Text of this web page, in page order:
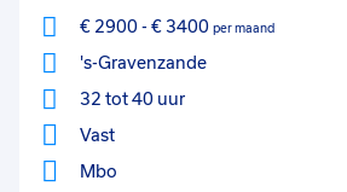
€ 2900- € 3400 per maand
's-Gravenzande
32 tot 40 uur
Vast
Mbo